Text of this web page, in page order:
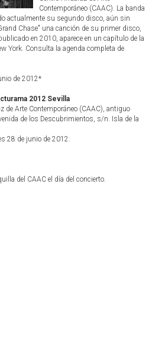
Contemporáneo (CAAC). La banda
actualmente su segundo disco, aún sin
Chase" una canción de su primer disco,
en 2010, aparece en un capítulo de la
York. Consulta la agenda completa de
de 2012*
2012 Sevilla
de Arte Contemporáneo (CAAC), antiguo
de los Descubrimientos, s/n. Isla de la
28 de junio de 2012.
del CAAC el día del concierto.